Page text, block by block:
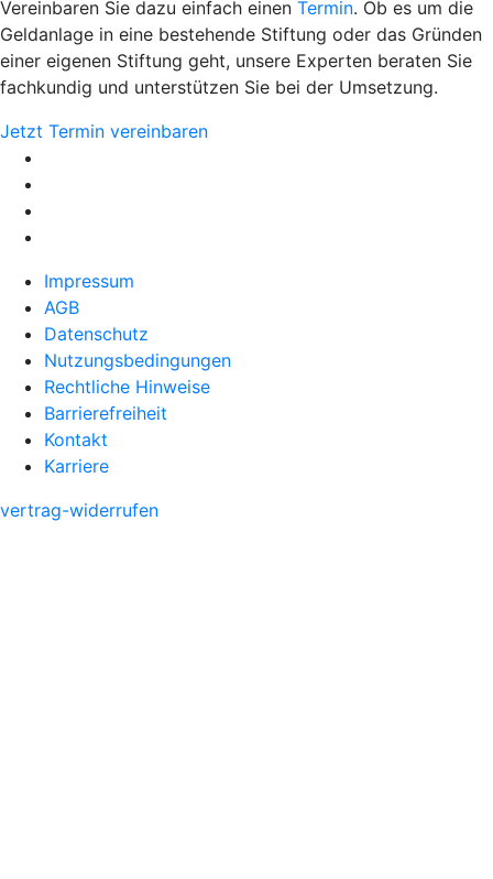
Vereinbaren Sie dazu einfach einen Termin. Ob es um die
Geldanlage in eine bestehende Stiftung oder das Gründen
einer eigenen Stiftung geht, unsere Experten beraten Sie
fachkundig und unterstützen Sie bei der Umsetzung.
Jetzt Termin vereinbaren
Impressum
AGB
Datenschutz
Nutzungsbedingungen
Rechtliche Hinweise
Barrierefreiheit
Kontakt
Karriere
vertrag-widerrufen